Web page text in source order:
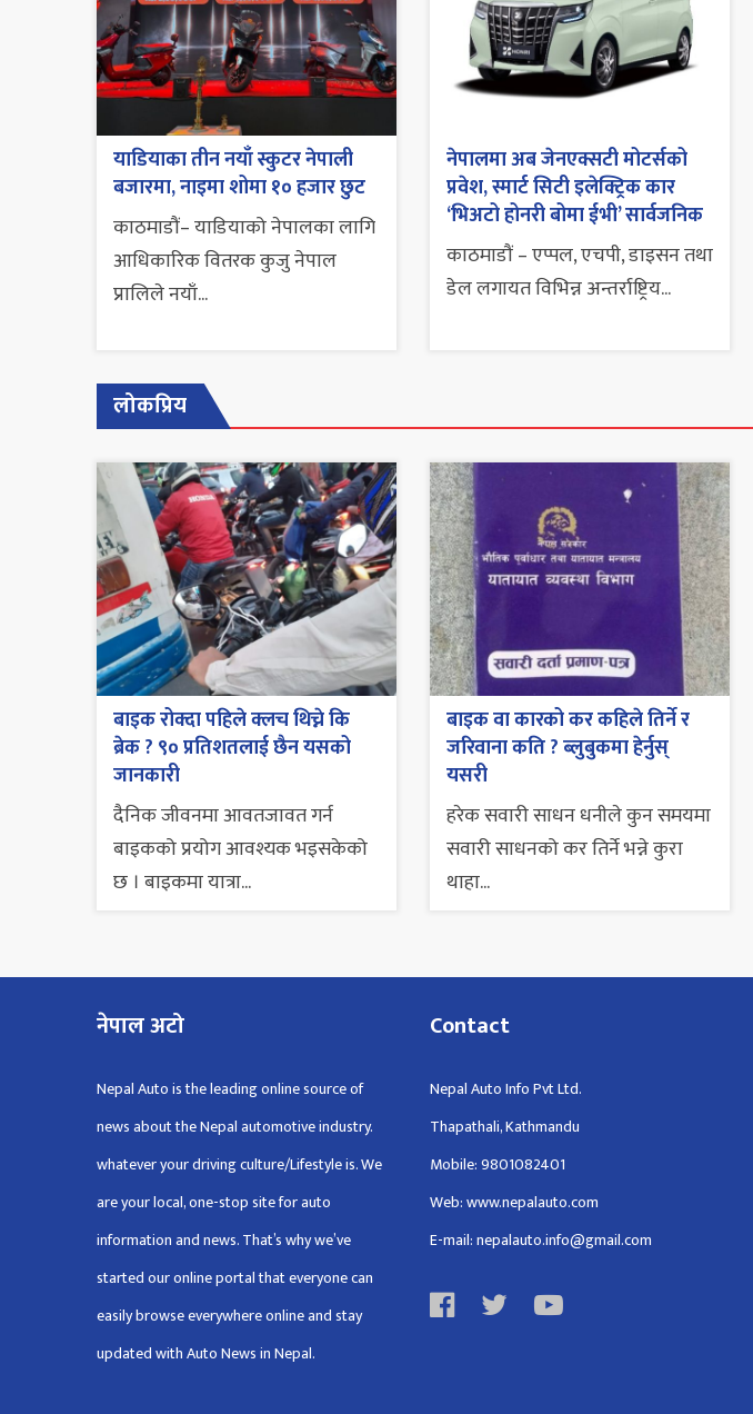
याडियाका तीन नयाँ स्कुटर नेपाली
बजारमा, नाइमा शोमा १० हजार छुट
काठमाडौं– याडियाको नेपालका लागि
आधिकारिक वितरक कुजु नेपाल
प्रालिले नयाँ...
नेपालमा अब जेनएक्सटी मोटर्सको
प्रवेश, स्मार्ट सिटी इलेक्ट्रिक कार
‘भिअटो होनरी बोमा ईभी’ सार्वजनिक
काठमाडौं – एप्पल, एचपी, डाइसन तथा
डेल लगायत विभिन्न अन्तर्राष्ट्रिय...
लोकप्रिय
बाइक रोक्दा पहिले क्लच थिच्ने कि
ब्रेक ? ९० प्रतिशतलाई छैन यसको
जानकारी
दैनिक जीवनमा आवतजावत गर्न
बाइकको प्रयोग आवश्यक भइसकेको
छ । बाइकमा यात्रा...
बाइक वा कारको कर कहिले तिर्ने र
जरिवाना कति ? ब्लुबुकमा हेर्नुस्
यसरी
हरेक सवारी साधन धनीले कुन समयमा
सवारी साधनको कर तिर्ने भन्ने कुरा
थाहा...
नेपाल अटो
Nepal Auto is the leading online source of
news about the Nepal automotive industry.
whatever your driving culture/Lifestyle is. We
are your local, one-stop site for auto
information and news. That’s why we’ve
started our online portal that everyone can
easily browse everywhere online and stay
updated with Auto News in Nepal.
Contact
Nepal Auto Info Pvt Ltd.
Thapathali, Kathmandu
Mobile: 9801082401
Web: www.nepalauto.com
E-mail: nepalauto.info@gmail.com